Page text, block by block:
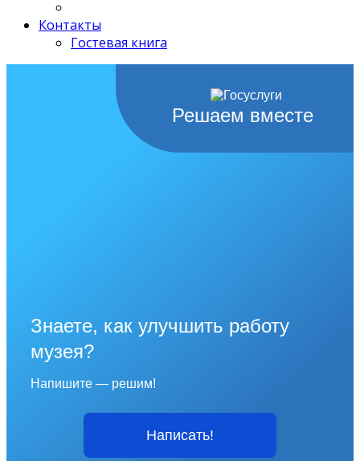
Контакты
Гостевая книга
Решаем вместе
Знаете, как улучшить работу
музея?
Напишите — решим!
Написать!